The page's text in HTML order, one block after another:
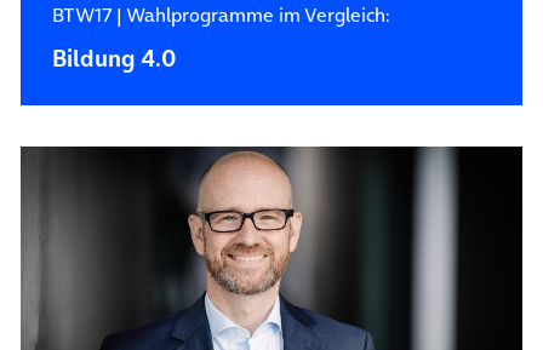
BTW17 | Wahlprogramme im Vergleich:
Bildung 4.0